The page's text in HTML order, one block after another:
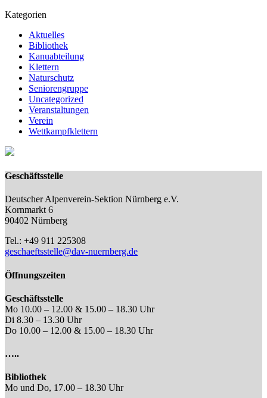
Kategorien
Aktuelles
Bibliothek
Kanuabteilung
Klettern
Naturschutz
Seniorengruppe
Uncategorized
Veranstaltungen
Verein
Wettkampfklettern
Geschäftsstelle
Deutscher Alpenverein-Sektion Nürnberg e.V.
Kornmarkt 6
90402 Nürnberg
Tel.: +49 911 225308
geschaeftsstelle@dav-nuernberg.de
Öffnungszeiten
Geschäftsstelle
Mo 10.00 – 12.00 & 15.00 – 18.30 Uhr
Di 8.30 – 13.30 Uhr
Do 10.00 – 12.00 & 15.00 – 18.30 Uhr
…..
Bibliothek
Mo und Do, 17.00 – 18.30 Uhr